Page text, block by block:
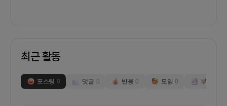
최근 활동
포스팅 0 댓글 0 반응 0 모임 0 부스